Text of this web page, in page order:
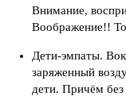
Внимание,
Воображение!!
Дети-эмпаты.
заряженный
дети. Причём без